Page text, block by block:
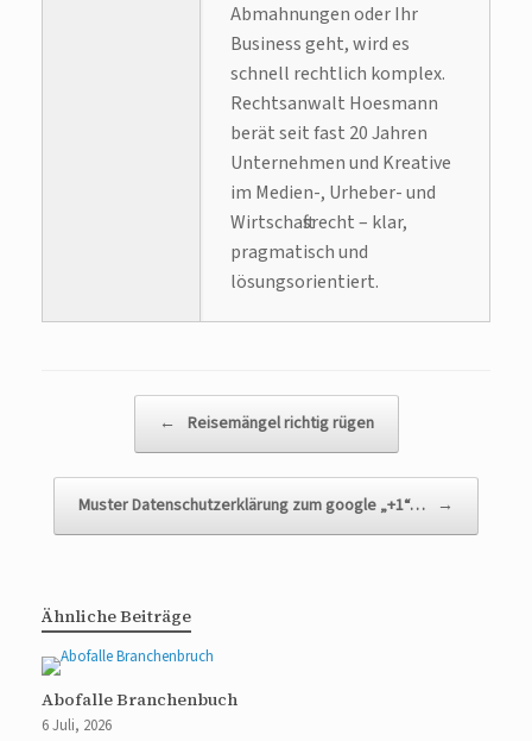
Abmahnungen oder Ihr
Business geht, wird es
schnell rechtlich komplex.
Rechtsanwalt Hoesmann
berät seit fast 20 Jahren
Unternehmen und Kreative
im Medien-, Urheber- und
Wirtschaftsrecht – klar,
pragmatisch und
lösungsorientiert.
← Reisemängel richtig rügen
Muster Datenschutzerklärung zum google „+1“… →
Ähnliche Beiträge
Abofalle Branchenbuch
6 Juli, 2026